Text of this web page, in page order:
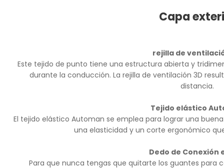
Capa
rejilla de
Este tejido de punto tiene una estructura abierta y
durante la conducción. La rejilla de ventilación 3D
distancia.
Tejido elástico
El tejido elástico Automan se emplea para lograr una
una elasticidad y un corte ergonómico
Dedo de Conexión
Para que nunca tengas que quitarte los guantes para